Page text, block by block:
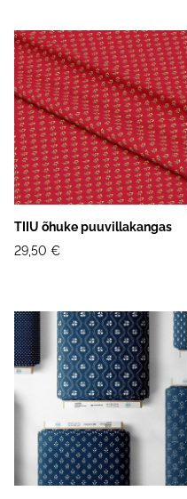
TIIU õhuke puuvillakangas
29,50 €